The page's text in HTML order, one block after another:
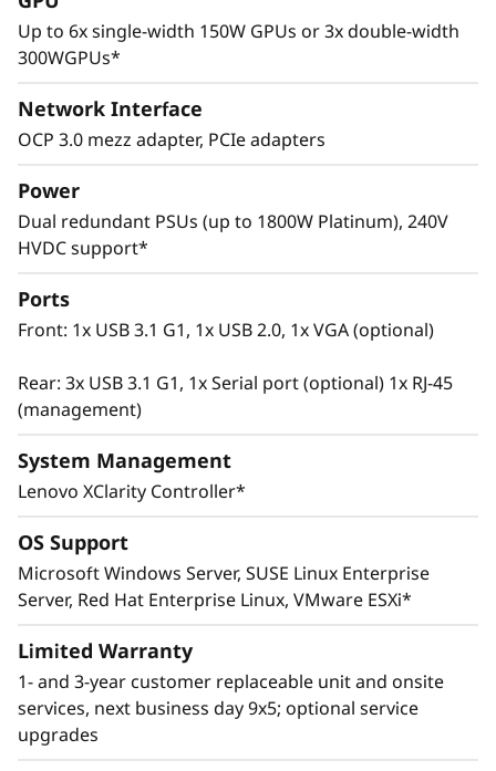
Адаптивная архитектура
данных, поддержка нескольких графических
адаптеров и до 8 разъемов PCIe 4.0 позволяют
адаптировать серверы ThinkSystem SR665 к
обеспечивает высокий уровень надежности и
корпоративных дата-центров при
развертывании серверов для работы с базами
виртуальными рабочими столами или
решениями для высокопроизводительных
Up to 6x single-width 150W GPUs or 3x double-width
300WGPUs*
Network Interface
OCP 3.0 mezz adapter, PCIe adapters
Power
Dual redundant PSUs (up to 1800W Platinum), 240V
HVDC support*
Ports
Front: 1x USB 3.1 G1, 1x USB 2.0, 1x VGA (optional)
Rear: 3x USB 3.1 G1, 1x Serial port (optional) 1x RJ-45
(management)
System Management
Lenovo XClarity Controller*
OS Support
Microsoft Windows Server, SUSE Linux Enterprise
Server, Red Hat Enterprise Linux, VMware ESXi*
Limited Warranty
1- and 3-year customer replaceable unit and onsite
services, next business day 9x5; optional service
upgrades